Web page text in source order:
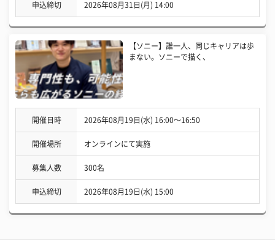
申込締切 2026年08月31日(月) 14:00
【ソニー】誰一人、同じキャリアは歩
まない。ソニーで描く、
開催日時 2026年08月19日(水) 16:00〜16:50
開催場所 オンラインにて実施
募集人数 300名
申込締切 2026年08月19日(水) 15:00